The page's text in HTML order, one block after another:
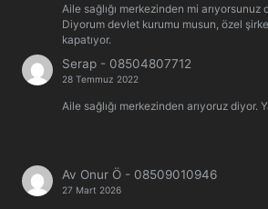
Aile sağlığı merkezinden mi arıyorsunuz
Diyorum devlet kurumu musun, özel
kapatıyor.
Serap - 08504807712
28 Temmuz 2022
Aile sağlığı merkezinden arıyoruz diyor.
Av Onur Ö - 08509010946
27 Mart 2026